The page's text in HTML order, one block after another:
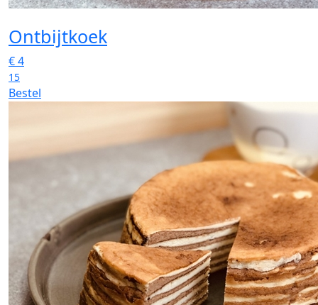
Ontbijtkoek
€4
15
Bestel